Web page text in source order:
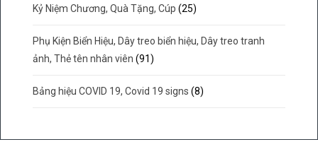
Kỷ Niệm Chương, Quà Tặng, Cúp (25)
Phụ Kiện Biển Hiệu, Dây treo biển hiệu, Dây treo tranh
ảnh, Thẻ tên nhân viên (91)
Bảng hiệu COVID 19, Covid 19 signs (8)